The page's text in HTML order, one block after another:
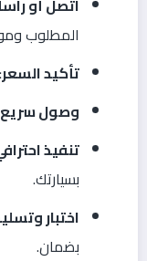
المطلوب
تأكيد السعر:
وصول
تنفيذ
بسيارتك.
اختبار
بضمان.